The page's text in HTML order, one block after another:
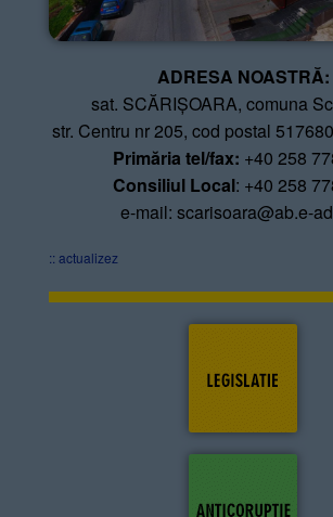
ADRESA NOASTRĂ:
sat. SCĂRIȘOARA, comuna
str. Centru nr 205, cod postal
Primăria tel/fax: +40 258
Consiliul Local: +40 258
e-mail: scarisoara@ab.e-
:: actualizez